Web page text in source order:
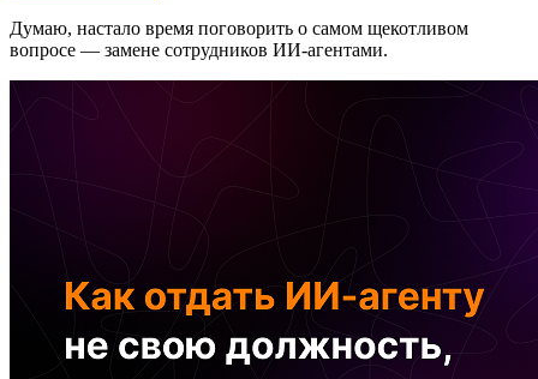
Думаю, настало время поговорить о самом щекотливом
вопросе — замене сотрудников ИИ-агентами.